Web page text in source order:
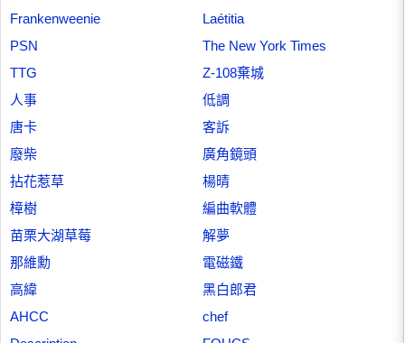
Frankenweenie
Laétitia
PSN
The New York Times
TTG
Z-108棄城
人事
低調
唐卡
客訴
廢柴
廣角鏡頭
拈花惹草
楊晴
樟樹
編曲軟體
苗栗大湖草莓
解夢
那維勳
電磁鐵
高緯
黑白郎君
AHCC
chef